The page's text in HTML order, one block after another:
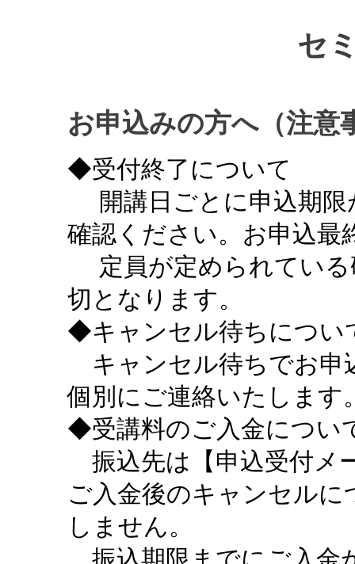
セ
お申込みの方へ（注意
◆受付終了について
開講日ごとに申込期限
確認ください。お申込最
定員が定められている
切となります。
◆キャンセル待ちについ
キャンセル待ちでお申
個別にご連絡いたします
◆受講料のご入金につい
振込先は【申込受付メ
ご入金後のキャンセル
しません。
振込期限までにご入金